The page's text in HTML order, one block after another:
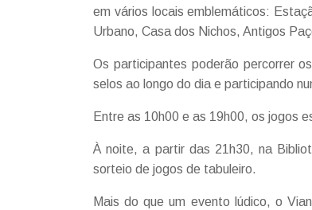
em vários locais emblemáticos:
Urbano, Casa dos Nichos, Antigos
Os participantes poderão percorrer
selos ao longo do dia e participando
Entre as 10h00 e as 19h00, os jogos
À noite, a partir das 21h30, na
sorteio de jogos de tabuleiro.
Mais do que um evento lúdico, o